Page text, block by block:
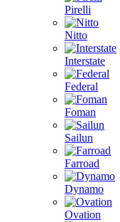
Pirelli
Nitto
Interstate
Federal
Foman
Sailun
Farroad
Dynamo
Ovation